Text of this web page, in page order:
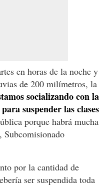
en horas de la noche y
de 200 milímetros, la
socializando con la
suspender las clases
porque habrá mucha
por la cantidad de
ser suspendida toda